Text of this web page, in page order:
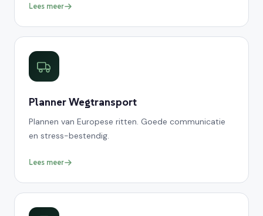
Lees meer
Planner Wegtransport
Plannen van Europese ritten. Goede communicatie
en stress-bestendig.
Lees meer